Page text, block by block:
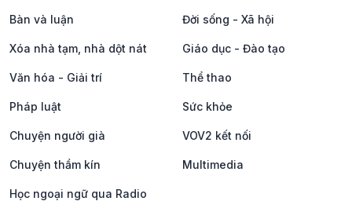
Bàn và luận Đời sống - Xã hội
Xóa nhà tạm, nhà dột nát Giáo dục - Đào tạo
Văn hóa - Giải trí Thể thao
Pháp luật Sức khỏe
Chuyện người già VOV2 kết nối
Chuyện thầm kín Multimedia
Học ngoại ngữ qua Radio